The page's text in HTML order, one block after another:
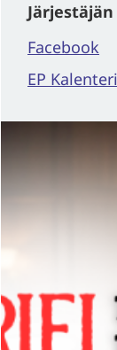
Facebook
EP Kalenteri